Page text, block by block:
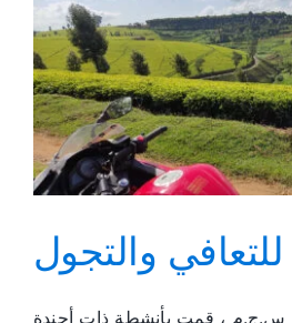
أيضًا
والتجول
س.ج.م ، قمت بأنشطة ذات أجندة